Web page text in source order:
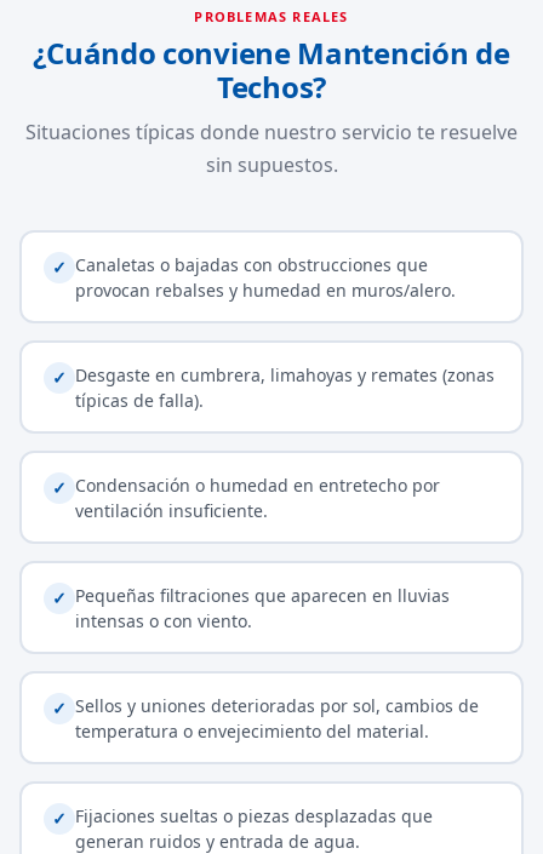
PROBLEMAS REALES
¿Cuándo conviene Mantención de
Techos?
Situaciones típicas donde nuestro servicio te resuelve
sin supuestos.
✓ Canaletas o bajadas con obstrucciones que
provocan rebalses y humedad en muros/alero.
✓ Desgaste en cumbrera, limahoyas y remates (zonas
típicas de falla).
✓ Condensación o humedad en entretecho por
ventilación insuficiente.
✓ Pequeñas filtraciones que aparecen en lluvias
intensas o con viento.
✓ Sellos y uniones deterioradas por sol, cambios de
temperatura o envejecimiento del material.
✓ Fijaciones sueltas o piezas desplazadas que
generan ruidos y entrada de agua.